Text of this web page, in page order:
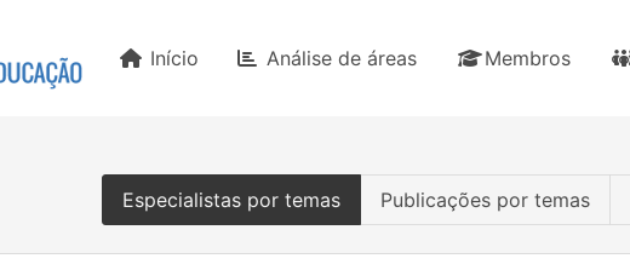
Início Análise de áreas Membros
Especialistas por temas Publicações por temas